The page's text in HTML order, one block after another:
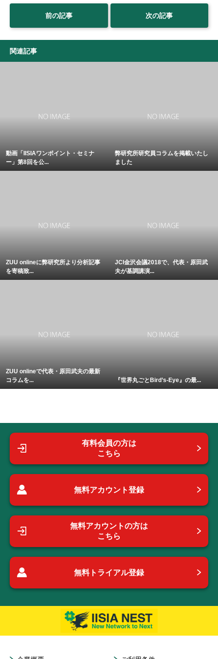
前の記事 次の記事
関連記事
動画「IISIAワンポイント・セミナ
ー」第8回を公...
弊研究所研究員コラムを掲載いたし
ました
ZUU onlineに弊研究所より分析記事
を寄稿致...
JCI金沢会議2018で、代表・原田武
夫が基調講演...
ZUU onlineで代表・原田武夫の最新
コラムを...
『世界丸ごとBird’s-Eye』の最...
有料会員の方は
こちら
無料アカウント登録
無料アカウントの方は
こちら
無料トライアル登録